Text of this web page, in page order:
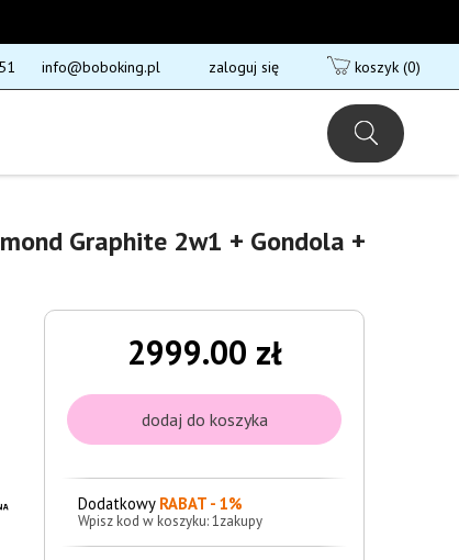
info@boboking.pl zaloguj się koszyk (0)
Graphite 2w1 + Gondola +
2999.00 zł
Dodatkowy RABAT - 1%
Wpisz kod w koszyku: 1zakupy